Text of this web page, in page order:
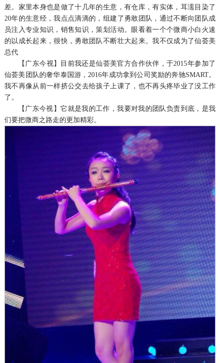
差。家里本身也是做了十几年的生意，有仓库，有实体，耳濡目染了
20年的生意经，我点点滴滴的，组建了勇敢团队，通过不断向团队成
员注入专业知识，销售知识，策划活动。眼看着一个个微商小白火速
的以成长起来，很快，勇敢团队不断壮大起来。我不仅成为了仙荟美
总代
【广东今视】
目前我还是仙荟美官方合作伙伴，于2015年参加了
仙荟美团队的奢华泰国游，2016年成功拿到公司奖励的奔驰SMART。
我不再像从前一样挤公交去给孩子上课了，也不再头疼毕业了没工作
了。
【广东今视】它就是我的工作，我要对我的团队负责到底，是我
们要把微商之路走的更加精彩。